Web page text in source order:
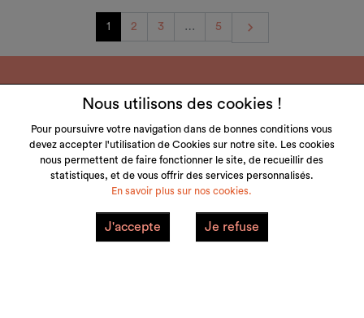
1 2 3 … 5 Suivant

LITTLE & TALL
SERVICE CLIENT
NOS MARQUES
Nous utilisons des cookies !
Pour poursuivre votre navigation dans de bonnes conditions vous
devez accepter l'utilisation de Cookies sur notre site. Les cookies
nous permettent de faire fonctionner le site, de recueillir des
statistiques, et de vous offrir des services personnalisés.
En savoir plus sur nos cookies.
J'accepte Je refuse